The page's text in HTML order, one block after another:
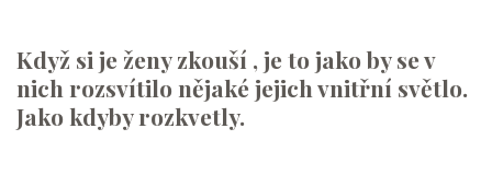
Když si je ženy zkouší , je to jako by se v
nich rozsvítilo nějaké jejich vnitřní světlo.
Jako kdyby rozkvetly.